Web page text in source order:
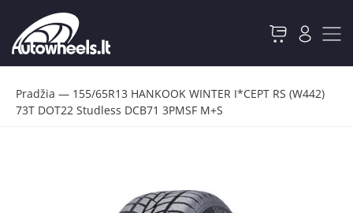
Pradžia — 155/65R13 HANKOOK WINTER I*CEPT RS (W442)
73T DOT22 Studless DCB71 3PMSF M+S